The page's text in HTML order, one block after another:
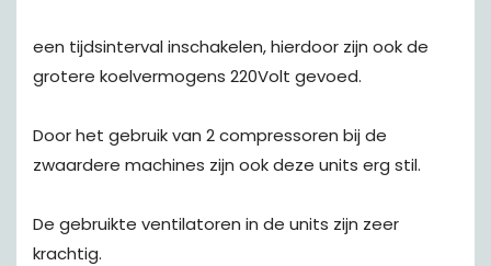
een tijdsinterval inschakelen, hierdoor zijn ook de
grotere koelvermogens 220Volt gevoed.
Door het gebruik van 2 compressoren bij de
zwaardere machines zijn ook deze units erg stil.
De gebruikte ventilatoren in de units zijn zeer
krachtig.